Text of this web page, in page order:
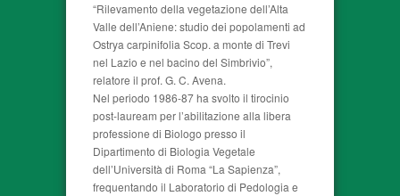
“Rilevamento della vegetazione dell’Alta
Valle dell’Aniene: studio dei popolamenti ad
Ostrya carpinifolia Scop. a monte di Trevi
nel Lazio e nel bacino del Simbrivio”,
relatore il prof. G. C. Avena.
Nel periodo 1986-87 ha svolto il tirocinio
post-lauream per l’abilitazione alla libera
professione di Biologo presso il
Dipartimento di Biologia Vegetale
dell’Università di Roma “La Sapienza”,
frequentando il Laboratorio di Pedologia e